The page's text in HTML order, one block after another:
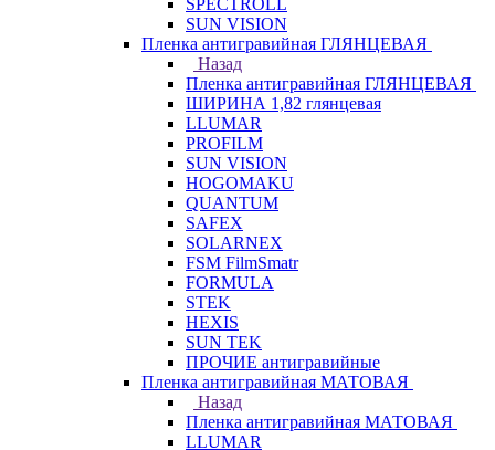
SPECTROLL
SUN VISION
Пленка антигравийная ГЛЯНЦЕВАЯ
Назад
Пленка антигравийная ГЛЯНЦЕВАЯ
ШИРИНА 1,82 глянцевая
LLUMAR
PROFILM
SUN VISION
HOGOMAKU
QUANTUM
SAFEX
SOLARNEX
FSM FilmSmatr
FORMULA
STEK
HEXIS
SUN TEK
ПРОЧИЕ антигравийные
Пленка антигравийная МАТОВАЯ
Назад
Пленка антигравийная МАТОВАЯ
LLUMAR